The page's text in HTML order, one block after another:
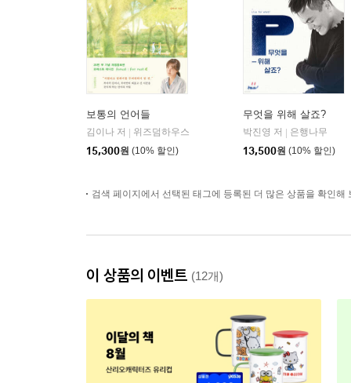
보통의 언어들
김이나 저
위즈덤하우스
15,300원 (10% 할인)
무엇을 위해 살죠?
박진영 저
은행나무
13,500원 (10% 할인)
검색 페이지에서 선택된 태그에 등록된 더 많은 상품을 확인해
이 상품의 이벤트 (12개)